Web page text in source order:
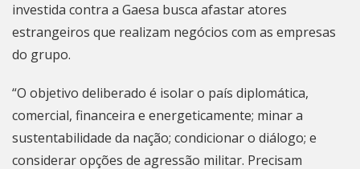
investida contra a Gaesa busca afastar atores
estrangeiros que realizam negócios com as empresas
do grupo.
“O objetivo deliberado é isolar o país diplomática,
comercial, financeira e energeticamente; minar a
sustentabilidade da nação; condicionar o diálogo; e
considerar opções de agressão militar. Precisam